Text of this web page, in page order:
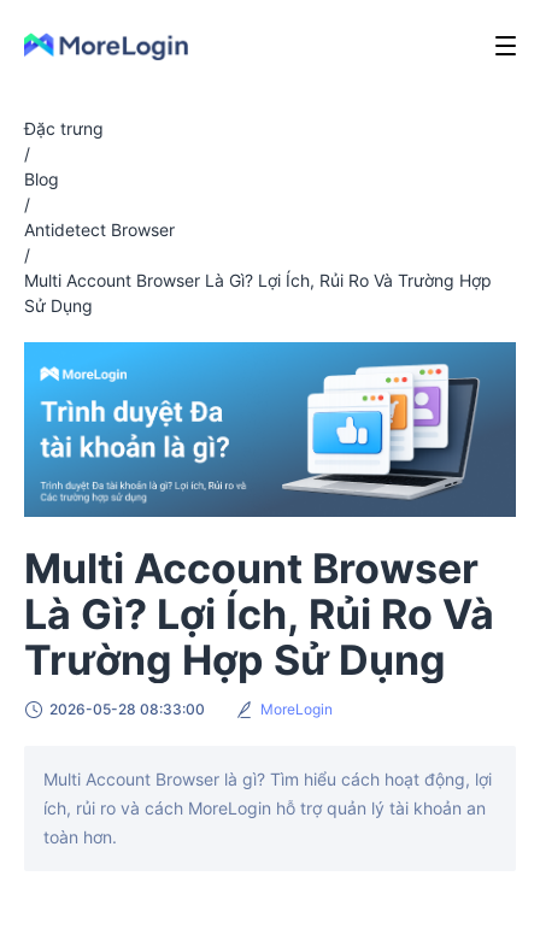
Đặc trưng
/
Blog
/
Antidetect Browser
/
Multi Account Browser Là Gì? Lợi Ích, Rủi Ro Và Trường Hợp
Sử Dụng
Multi Account Browser
Là Gì? Lợi Ích, Rủi Ro Và
Trường Hợp Sử Dụng
2026-05-28 08:33:00 MoreLogin
Multi Account Browser là gì? Tìm hiểu cách hoạt động, lợi
ích, rủi ro và cách MoreLogin hỗ trợ quản lý tài khoản an
toàn hơn.